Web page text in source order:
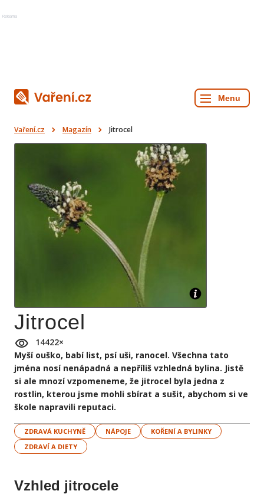
Reklama
Vaření.cz Magazín Jitrocel
Jitrocel
14422×
Myší ouško, babí list, psí uši, ranocel. Všechna tato
jména nosí nenápadná a nepříliš vzhledná bylina. Jistě
si ale mnozí vzpomeneme, že jitrocel byla jedna z
rostlin, kterou jsme mohli sbírat a sušit, abychom si ve
škole napravili reputaci.
ZDRAVÁ KUCHYNĚ NÁPOJE
KOŘENÍ A BYLINKY
ZDRAVÍ A DIETY
Vzhled jitrocele